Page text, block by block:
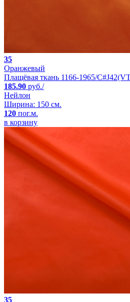
35
Оранжевый
Плащёвая ткань 1166-1965/
185.90 руб./
Нейлон
Ширина: 150 см.
120 пог.м.
в корзину
35